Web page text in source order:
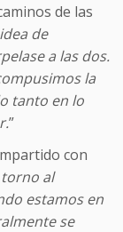
de las
de
a las dos.
la
tanto en lo
”
con
al
estamos en
se